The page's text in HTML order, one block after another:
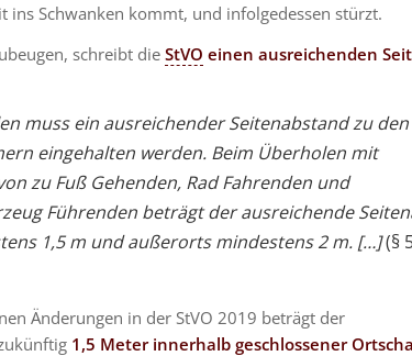
ins Schwanken kommt, und infolgedessen stürzt.
schreibt die StVO einen ausreichenden
muss ein ausreichender Seitenabstand zu
eingehalten werden. Beim Überholen mit
zu Fuß Gehenden, Rad Fahrenden und
Führenden beträgt der ausreichende
1,5 m und außerorts mindestens 2 m. […](§
Änderungen in der StVO 2019 beträgt der
1,5 Meter innerhalb geschlossener